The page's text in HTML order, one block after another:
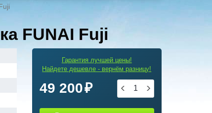
FUNAI Fuji
Гарантия лучшей цены!
Найдете дешевле - вернём разницу!
49 200